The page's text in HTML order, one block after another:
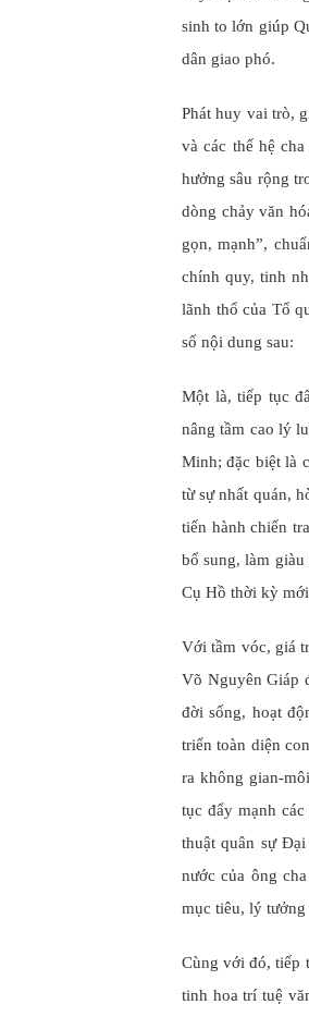
sinh to lớn giúp
dân giao phó.
Phát huy vai trò,
và các thế hệ
hưởng sâu rộng
dòng chảy văn
gọn, mạnh”,
chính quy, tinh
lãnh thổ của Tổ
số nội dung sau:
Một là, tiếp tục
nâng tầm cao lý
Minh; đặc biệt là
từ sự nhất quán,
tiến hành chiến
bổ sung, làm
Cụ Hồ thời kỳ
Với tầm vóc, giá
Võ Nguyên Giáp
đời sống, hoạt
triển toàn diện
ra không gian-
tục đẩy mạnh
thuật quân sự
nước của ông
mục tiêu, lý tưởng
Cùng với đó, tiếp
tinh hoa trí tuệ